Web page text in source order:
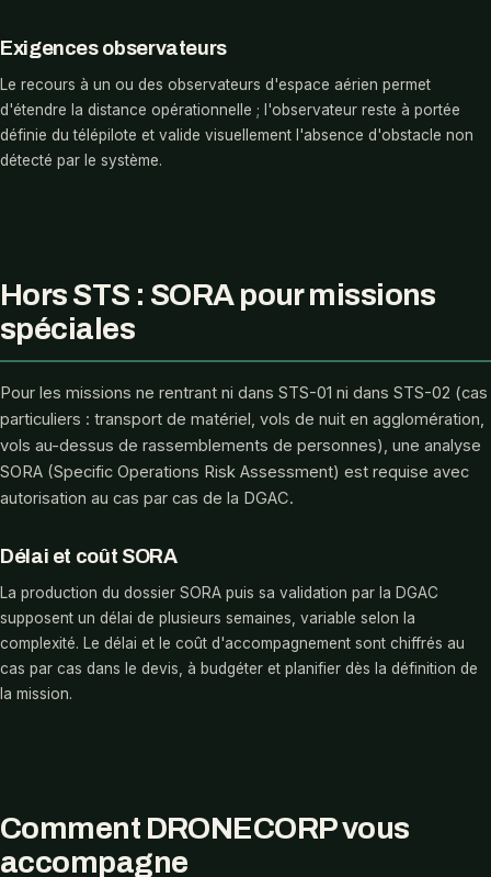
Exigences observateurs
Le recours à un ou des observateurs d'espace aérien permet
d'étendre la distance opérationnelle ; l'observateur reste à portée
définie du télépilote et valide visuellement l'absence d'obstacle non
détecté par le système.
Hors STS : SORA pour missions
spéciales
Pour les missions ne rentrant ni dans STS-01 ni dans STS-02 (cas
particuliers : transport de matériel, vols de nuit en agglomération,
vols au-dessus de rassemblements de personnes), une analyse
SORA (Specific Operations Risk Assessment) est requise avec
autorisation au cas par cas de la DGAC.
Délai et coût SORA
La production du dossier SORA puis sa validation par la DGAC
supposent un délai de plusieurs semaines, variable selon la
complexité. Le délai et le coût d'accompagnement sont chiffrés au
cas par cas dans le devis, à budgéter et planifier dès la définition de
la mission.
Comment DRONECORP vous
accompagne